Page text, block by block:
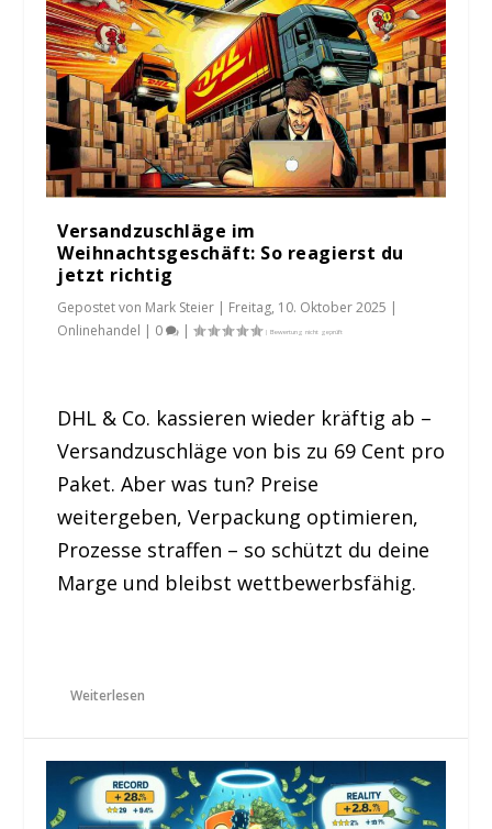
Versandzuschläge im
Weihnachtsgeschäft: So reagierst du
jetzt richtig
Gepostet von Mark Steier | Freitag, 10. Oktober 2025 |
Onlinehandel | 0 |
DHL & Co. kassieren wieder kräftig ab –
Versandzuschläge von bis zu 69 Cent pro
Paket. Aber was tun? Preise
weitergeben, Verpackung optimieren,
Prozesse straffen – so schützt du deine
Marge und bleibst wettbewerbsfähig.
Weiterlesen